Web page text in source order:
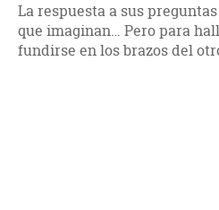
La respuesta a sus
que imaginan… Pero para
fundirse en los brazos del